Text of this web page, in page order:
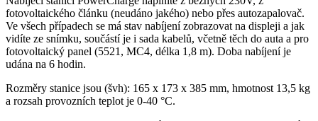
fotovoltaického článku (neudáno jakého) nebo přes autozapalovač.
Ve všech případech se má stav nabíjení zobrazovat na displeji a jak
vidíte ze snímku, součástí je i sada kabelů, včetně těch do auta a pro
fotovoltaický panel (5521, MC4, délka 1,8 m). Doba nabíjení je
udána na 6 hodin.
Rozměry stanice jsou (švh): 165 x 173 x 385 mm, hmotnost 13,5 kg
a rozsah provozních teplot je 0-40 °C.